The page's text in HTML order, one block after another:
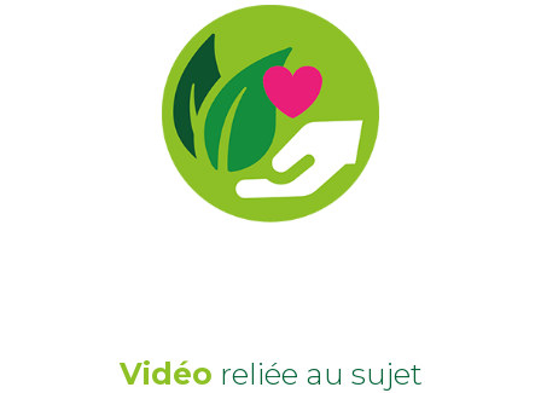
Vidéo reliée au sujet